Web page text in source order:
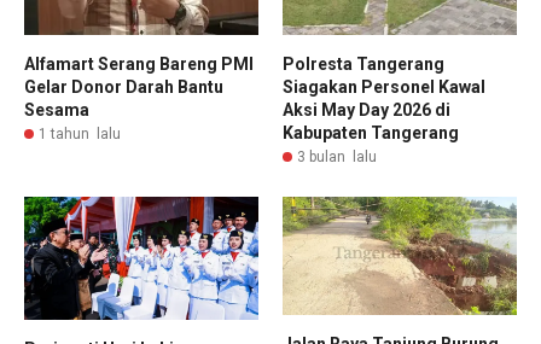
Alfamart Serang Bareng PMI
Gelar Donor Darah Bantu
Sesama
1 tahun lalu
Polresta Tangerang
Siagakan Personel Kawal
Aksi May Day 2026 di
Kabupaten Tangerang
3 bulan lalu